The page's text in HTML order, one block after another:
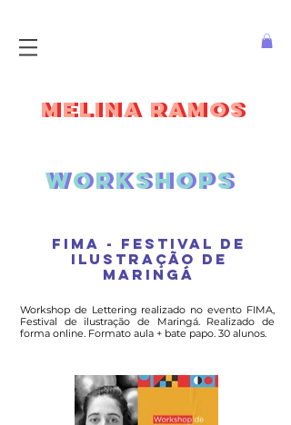
MELINA RAMOS
MELINA RAMOS
Workshops
Workshops
FIMA - Festival de
ilustração de
maringá
Workshop de Lettering realizado no evento FIMA,
Festival de ilustração de Maringá. Realizado de
forma online. Formato aula + bate papo. 30 alunos.